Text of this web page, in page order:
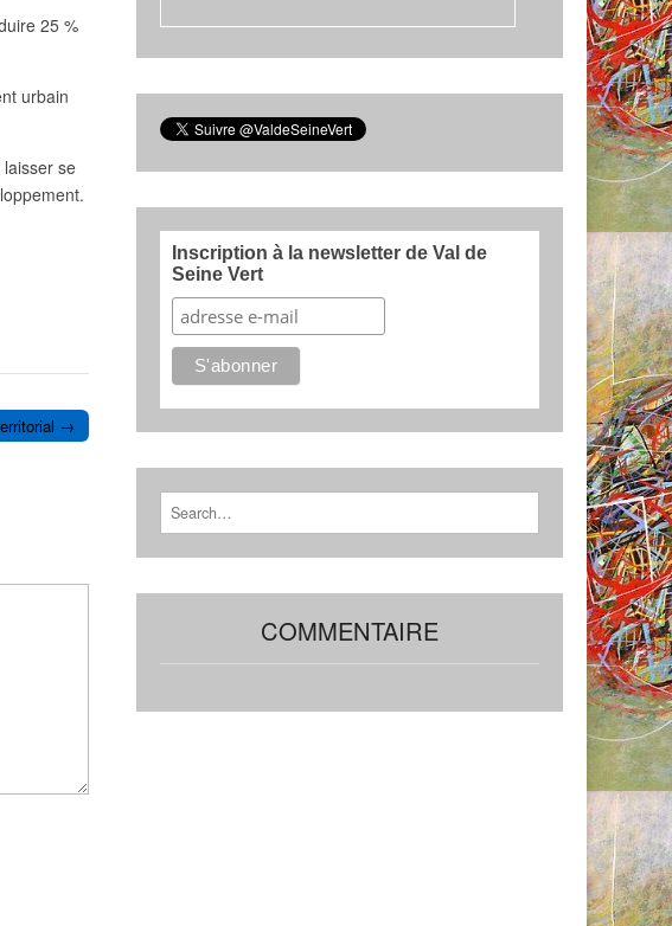
25 %
urbain
se
→
Inscription à la newsletter de Val de
Seine Vert
Search for:
COMMENTAIRE